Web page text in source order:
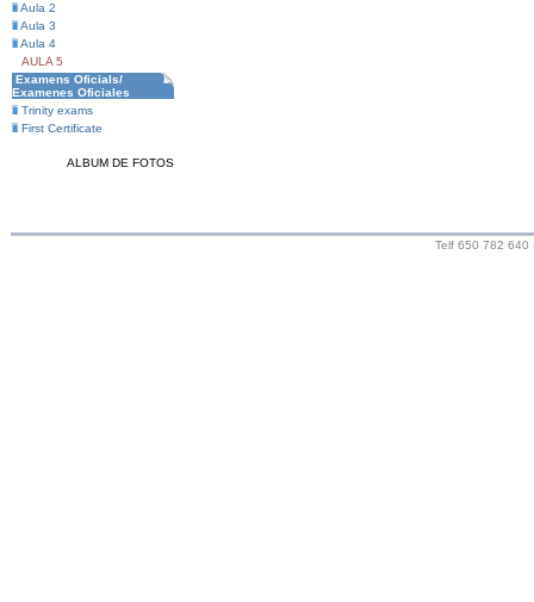
Aula 2
Aula 3
Aula 4
AULA 5
Examens Oficials/
Examenes Oficiales
Trinity exams
First Certificate
ALBUM DE FOTOS
Telf 650 782 640